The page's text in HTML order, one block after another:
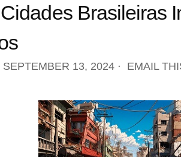
Brasileiras
SEPTEMBER 13, 2024 ⋅
EMAIL